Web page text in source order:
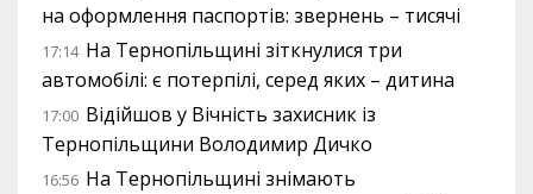
на оформлення паспортів: звернень – тисячі
17:14 На Тернопільщині зіткнулися три
автомобілі: є потерпілі, серед яких – дитина
17:00 Відійшов у Вічність захисник із
Тернопільщини Володимир Дичко
16:56 На Тернопільщині знімають